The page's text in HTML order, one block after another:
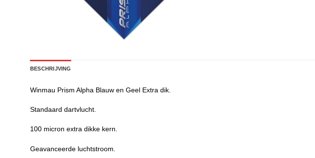
BESCHRIJVING
Winmau Prism Alpha Blauw en Geel Extra dik.
Standaard dartvlucht.
100 micron extra dikke kern.
Geavanceerde luchtstroom.